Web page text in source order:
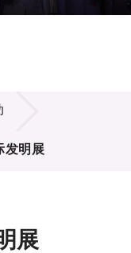
发明展
展